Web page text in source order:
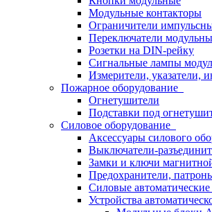
Модульные контакторы
Ограничители
Переключатели
Розетки на DIN-рейку
Сигнальные лампы
Измерители, указатели,
Пожарное оборудование
Огнетушители
Подставки под
Силовое оборудование
Аксессуары силового
Выключатели-
Замки и ключи
Предохранители,
Силовые
Устройства